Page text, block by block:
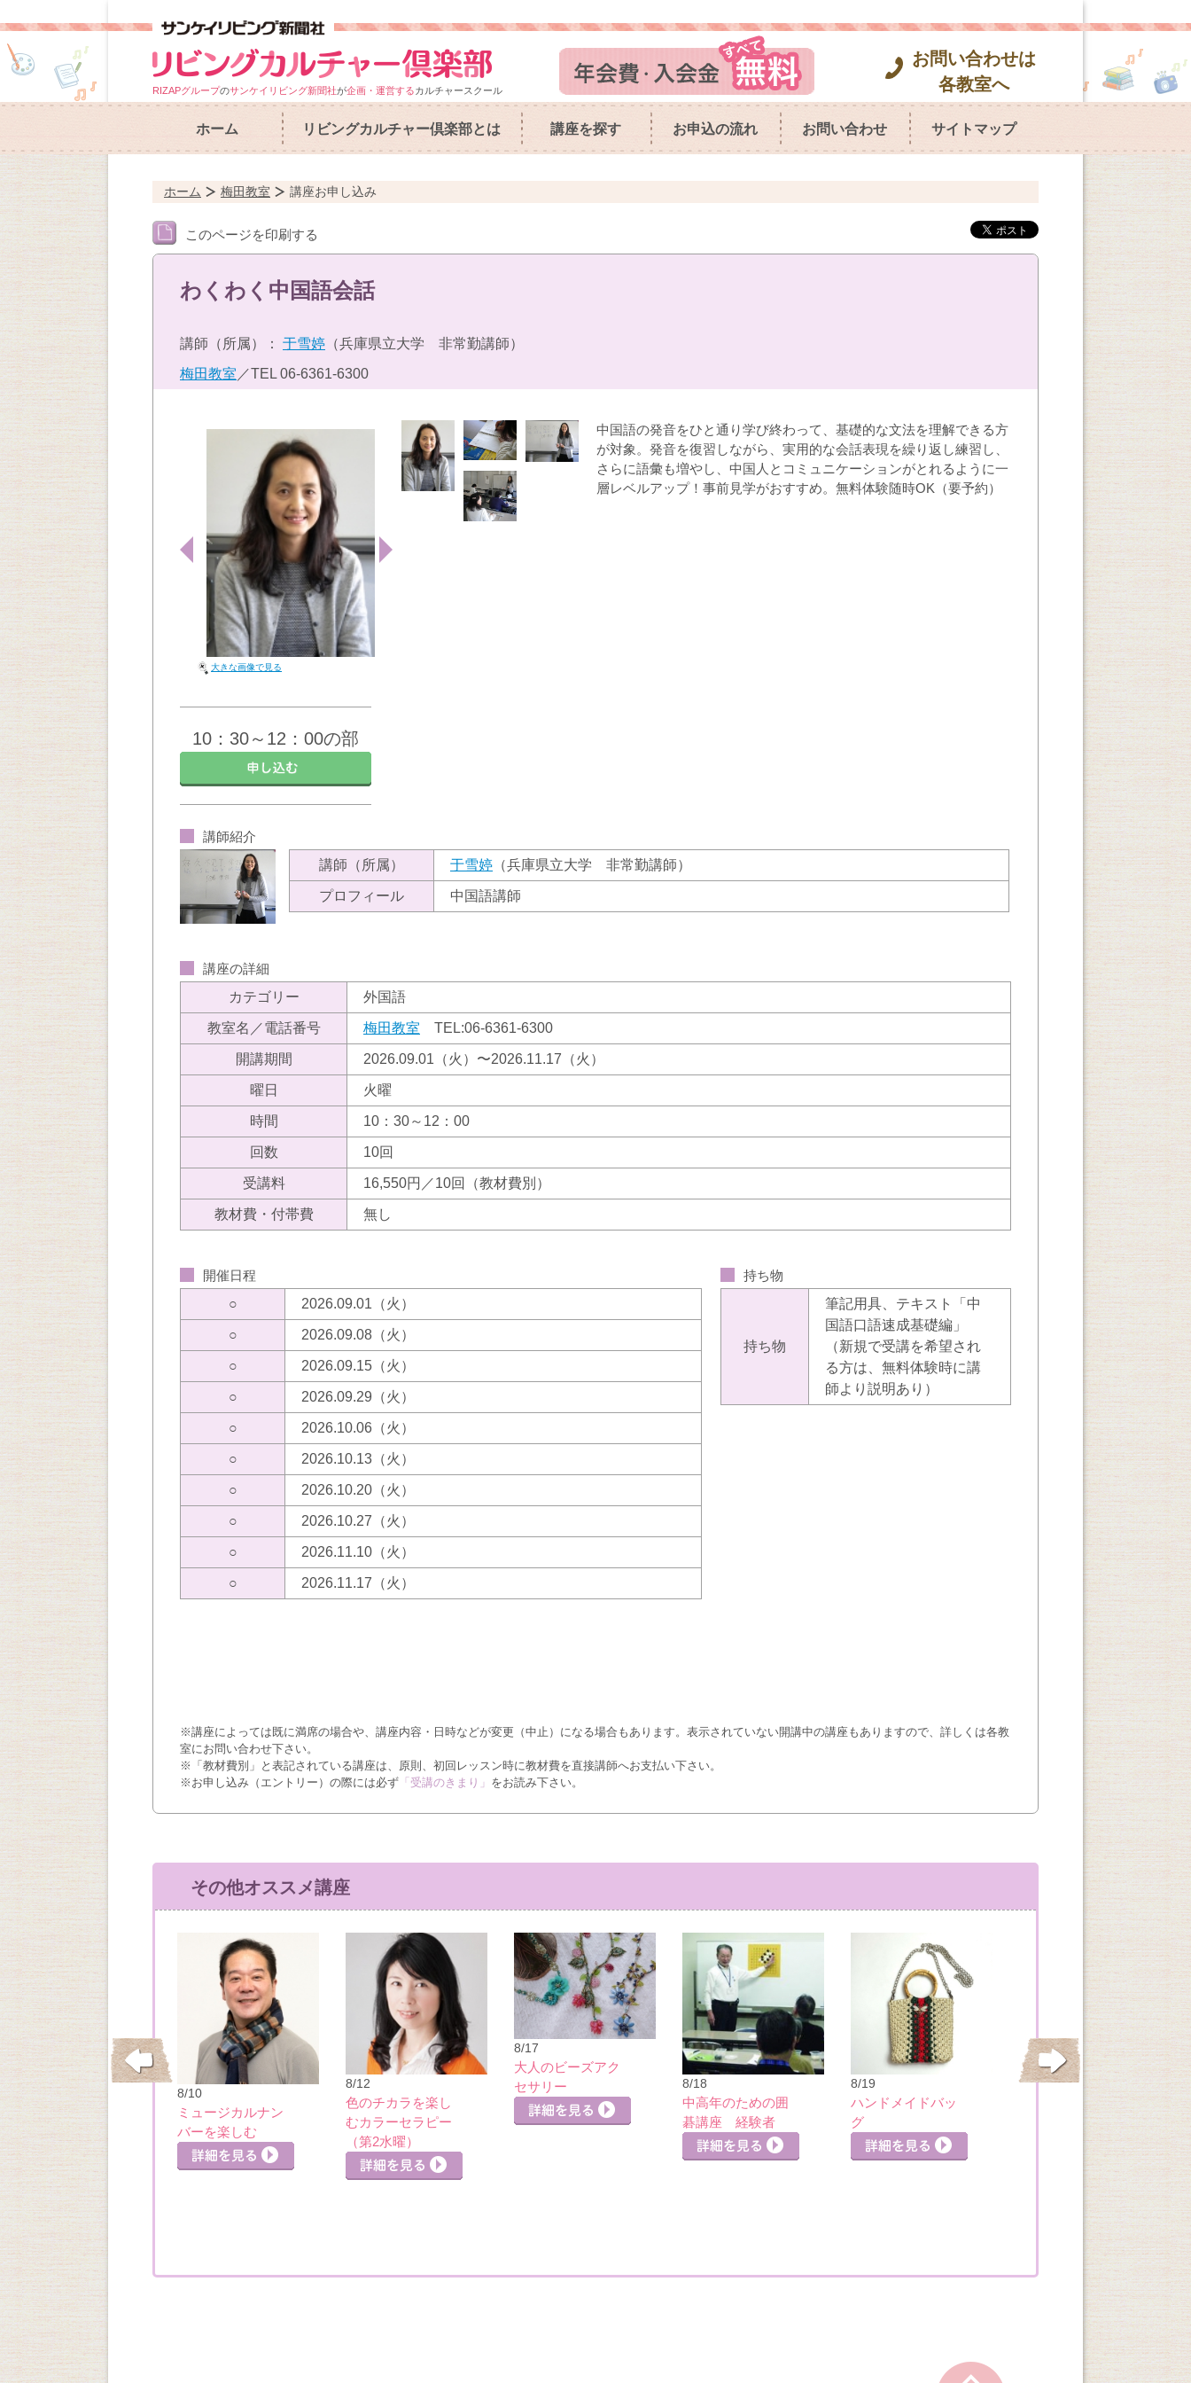
RIZAPグループのサンケイリビング新聞社が企画・運営するカルチャースクール
お問い合わせは
各教室へ
ホーム リビングカルチャー倶楽部とは 講座を探す お申込の流れ お問い合わせ サイトマップ
ホーム 梅田教室 講座お申し込み
このページを印刷する
わくわく中国語会話
講師（所属）： 于雪婷 （兵庫県立大学 非常勤講師）
梅田教室 ／TEL 06-6361-6300
大きな画像で見る
中国語の発音をひと通り学び終わって、基礎的な文法を理解できる方
が対象。発音を復習しながら、実用的な会話表現を繰り返し練習し、
さらに語彙も増やし、中国人とコミュニケーションがとれるように一
層レベルアップ！事前見学がおすすめ。無料体験随時OK（要予約）
10：30～12：00の部
講師紹介
講師（所属）
于雪婷 （兵庫県立大学 非常勤講師）
プロフィール 中国語講師
講座の詳細
カテゴリー
外国語
教室名／電話番号 梅田教室 TEL:06-6361-6300
開講期間 2026.09.01（火）〜2026.11.17（火）
曜日 火曜
時間 10：30～12：00
回数 10回
受講料 16,550円／10回（教材費別）
教材費・付帯費 無し
開催日程
○
2026.09.01（火）
○ 2026.09.08（火）
○ 2026.09.15（火）
○ 2026.09.29（火）
○ 2026.10.06（火）
○ 2026.10.13（火）
○ 2026.10.20（火）
○ 2026.10.27（火）
○ 2026.11.10（火）
○ 2026.11.17（火）
持ち物
持ち物
筆記用具、テキスト「中
国語口語速成基礎編」
（新規で受講を希望され
る方は、無料体験時に講
師より説明あり）
※講座によっては既に満席の場合や、講座内容・日時などが変更（中止）になる場合もあります。表示されていない開講中の講座もありますので、詳しくは各教
室にお問い合わせ下さい。
※「教材費別」と表記されている講座は、原則、初回レッスン時に教材費を直接講師へお支払い下さい。
※お申し込み（エントリー）の際には必ず 「受講のきまり」 をお読み下さい。
その他オススメ講座
10/15
垂水・舞子の洋館
めぐり・五色山洋
8/10
ミュージカルナン
バーを楽しむ
8/12
色のチカラを楽し
むカラーセラピー
（第2水曜）
8/17
大人のビーズアク
セサリー
8/18
中高年のための囲
碁講座 経験者
8/19
ハンドメイドバッ
グ
8/21
基本のチーズ＆ワ
を見る
詳細を見る
詳細を見る 詳細を見る 詳細